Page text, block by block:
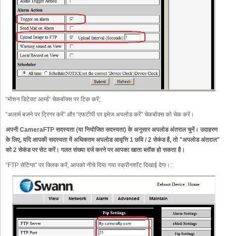
“मोशन डिटेक्ट आर्म्ड” चेकबॉक्स पर टिक करें;
“अलार्म बजने पर ट्रिगर करें” और “एफटीपी पर इमेज अपलोड करें” चेकबॉक्स को चेक करें।
अपनी CameraFTP सदस्यता (या नियोजित सदस्यता) के अनुसार अपलोड अंतराल चुनें। उदाहरण
के लिए, यदि आपकी सदस्यता में अधिकतम अपलोड आवृत्ति 1 छवि / 2 सेकंड है, तो "अपलोड अंतराल"
को 2 सेकंड पर सेट करें। गलत संख्या दर्ज करने पर आपका खाता ब्लॉक हो सकता है।
“FTP सेटिंग्स” पर क्लिक करें, आपको नीचे दिया गया स्क्रीनशॉट दिखाई देगा।: